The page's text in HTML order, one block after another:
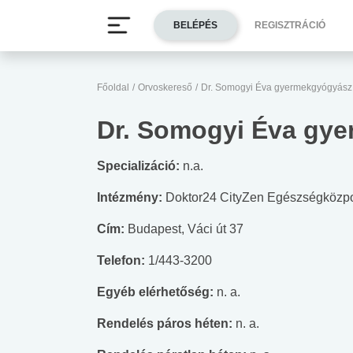
Főoldal / Orvoskereső / Dr. Somogyi Éva gyermekgyógyász
Dr. Somogyi Éva
Specializáció: n.a.
Intézmény: Doktor24 CityZen
Cím: Budapest, Váci út 37
Telefon: 1/443-3200
Egyéb elérhetőség: n. a.
Rendelés páros héten: n. a.
BELÉPÉS REGISZTRÁCIÓ